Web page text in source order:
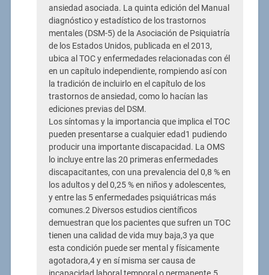
ansiedad asociada. La quinta edición del Manual
diagnóstico y estadístico de los trastornos
mentales (DSM-5) de la Asociación de Psiquiatría
de los Estados Unidos, publicada en el 2013,
ubica al TOC y enfermedades relacionadas con él
en un capítulo independiente, rompiendo así con
la tradición de incluirlo en el capítulo de los
trastornos de ansiedad, como lo hacían las
ediciones previas del DSM.
Los síntomas y la importancia que implica el TOC
pueden presentarse a cualquier edad1 pudiendo
producir una importante discapacidad. La OMS
lo incluye entre las 20 primeras enfermedades
discapacitantes, con una prevalencia del 0,8 % en
los adultos y del 0,25 % en niños y adolescentes,
y entre las 5 enfermedades psiquiátricas más
comunes.2 Diversos estudios científicos
demuestran que los pacientes que sufren un TOC
tienen una calidad de vida muy baja,3 ya que
esta condición puede ser mental y físicamente
agotadora,4 y en sí misma ser causa de